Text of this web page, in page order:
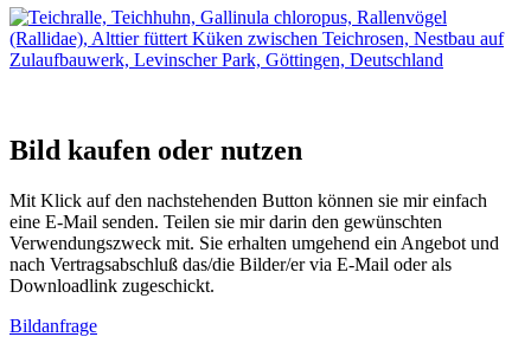
Bild kaufen oder nutzen
Mit Klick auf den nachstehenden Button können sie mir einfach
eine E-Mail senden. Teilen sie mir darin den gewünschten
Verwendungszweck mit. Sie erhalten umgehend ein Angebot und
nach Vertragsabschluß das/die Bilder/er via E-Mail oder als
Downloadlink zugeschickt.
Bildanfrage